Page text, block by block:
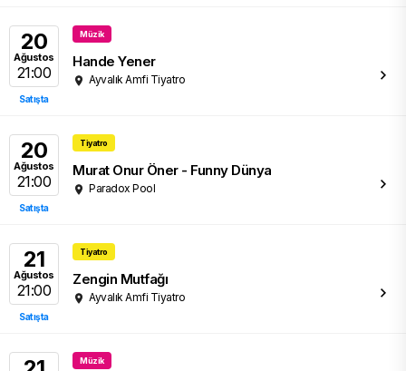
20
Ağustos
21:00
Satışta
Müzik
Hande Yener
Ayvalık Amfi Tiyatro
20
Ağustos
21:00
Satışta
Tiyatro
Murat Onur Öner - Funny Dünya
Paradox Pool
21
Ağustos
21:00
Satışta
Tiyatro
Zengin Mutfağı
Ayvalık Amfi Tiyatro
Müzik